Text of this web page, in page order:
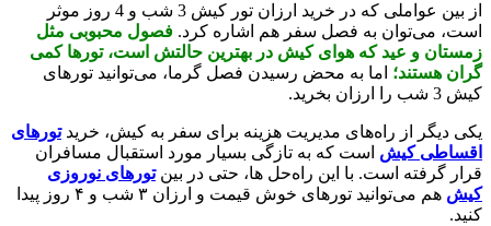
از بین عواملی که در خرید ارزان تور کیش 3 شب و 4 روز موثر
است، می‌توان به فصل سفر هم اشاره کرد. فصول محبوبی مثل
زمستان و عید که هوای کیش در بهترین حالتش است، تورها کمی
گران هستند؛ اما به محض رسیدن فصل گرما، می‌توانید تورهای
کیش 3 شب را ارزان بخرید.
یکی دیگر از راه‌های مدیریت هزینه برای سفر به کیش، خریدتورهای
اقساطی کیش است که به تازگی بسیار مورد استقبال مسافران
قرار گرفته است. با این راه‌حل ها، حتی در بینتورهای نوروزی
کیش
هم می‌توانید تورهای خوش قیمت و ارزان ۳ شب و ۴ روز پیدا
کنید.